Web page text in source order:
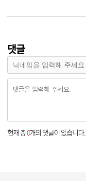
댓글
현재 총0개의 댓글이 있습니다.